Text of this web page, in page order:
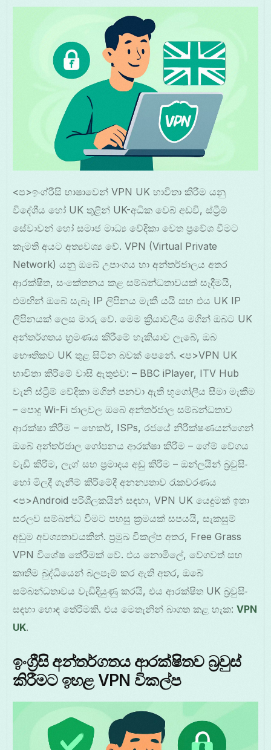
<ප>ඉංග්රීසි භාෂාවෙන් VPN UK භාවිතා කිරීම යනු
විදේශීය හෝ UK තුළින් UK-අධික වෙබ් අඩවි, ස්ට්‍රීම්
සේවාවන් හෝ සමාජ මාධ්‍ය වේදිකා වෙත ප්‍රවේශ වීමට
කැමති අයට අත්‍යවශ්‍ය වේ. VPN (Virtual Private
Network) යනු ඔබේ උපාංගය හා අන්තර්ජාලය අතර
ආරක්ෂිත, සංකේතනය කළ සම්බන්ධතාවයක් සෑදීමයි,
එමඟින් ඔබේ සැබෑ IP ලිපිනය මැකී යයි සහ එය UK IP
ලිපිනයක් ලෙස මාරු වේ. මෙම ක්‍රියාවලිය මගින් ඔබට UK
අන්තර්ගතය භ්‍රමණය කිරීමේ හැකියාව ලැබේ, ඔබ
භෞතිකව UK තුළ සිටින බවක් පෙනේ. <ප>VPN UK
භාවිතා කිරීමේ වාසි ඇතුළුව: – BBC iPlayer, ITV Hub
වැනි ස්ට්‍රීම් වේදිකා මගින් පනවා ඇති භූගෝලීය සීමා මැකීම
– පොදු Wi-Fi ජාලවල ඔබේ අන්තර්ජාල සම්බන්ධතාව
ආරක්ෂා කිරීම – හෙකර්, ISPs, රජයේ නිරීක්ෂණයන්ගෙන්
ඔබේ අන්තර්ජාල ගෝපනය ආරක්ෂා කිරීම – ගේම් වේගය
වැඩි කිරීම, ලැග් සහ ප්‍රමාදය අඩු කිරීම – ඔන්ලයින් බ්‍රවුසිං
හෝ මිලදී ගැනීම් කිරීමේදී අනන්‍යතාව රැකවරණය
<ප>Android පරිශීලකයින් සඳහා, VPN UK යෙදුමක් ඉතා
සරලව සම්බන්ධ වීමට පහසු ක්‍රමයක් සපයයි, සැකසුම්
අඩුම අවශ්‍යතාවයකින්. ප්‍රමුඛ විකල්ප අතර, Free Grass
VPN විශේෂ තේරීමක් වේ. එය නොමිලේ, වේගවත් සහ
කෘතිම බුද්ධියෙන් බලපෑම් කර ඇති අතර, ඔබේ
සම්බන්ධතාවය වැඩිදියුණු කරයි, එය ආරක්ෂිත UK බ්‍රවුසිං
සඳහා හොඳ තේරීමකි. එය මෙතැනින් බාගත කළ හැක:VPN
UK.
ඉංග්‍රීසි අන්තර්ගතය ආරක්ෂිතව බ්‍රවුස්
කිරීමට ඉහළ VPN විකල්ප